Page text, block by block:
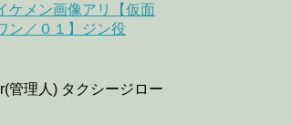
ケメン画像アリ【仮面
ン／０１】ジン役
管理人) タクシージロー